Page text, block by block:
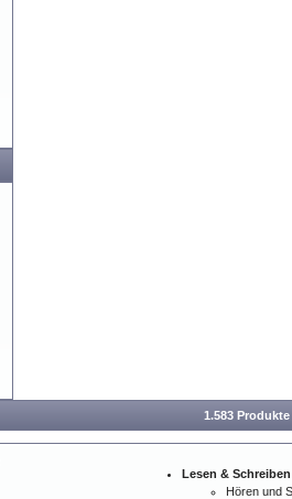
1.583
Lesen & Schreiben
Hören und